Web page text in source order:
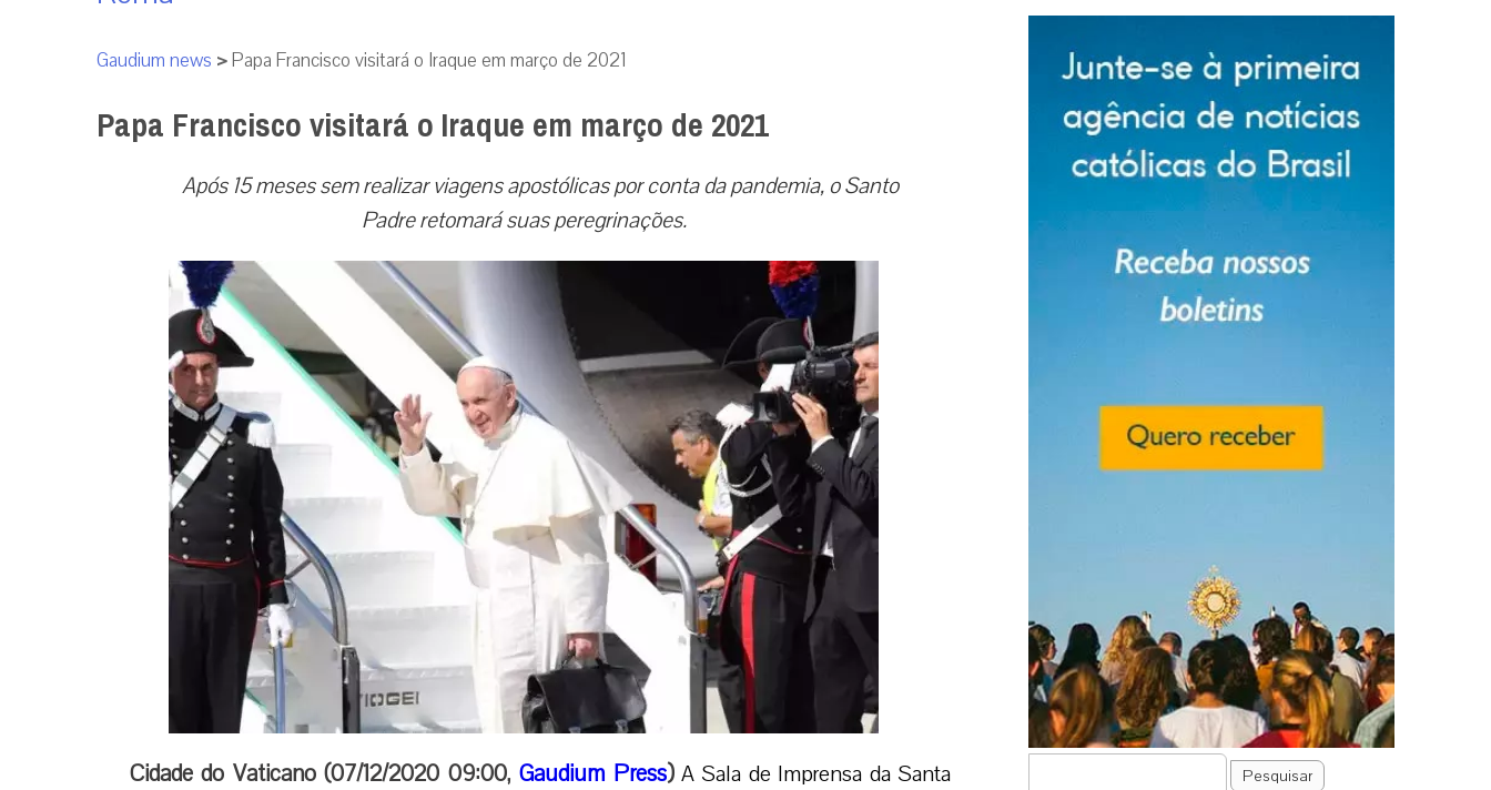
Gaudium news >Papa Francisco visitará o Iraque em março de 2021
Papa Francisco visitará o Iraque em março de 2021
Após 15 meses sem realizar viagens apostólicas por conta da pandemia, o Santo
Padre retomará suas peregrinações.
Cidade do Vaticano (07/12/2020 09:00,Gaudium Press)A Sala de Imprensa da Santa
Pesquisar